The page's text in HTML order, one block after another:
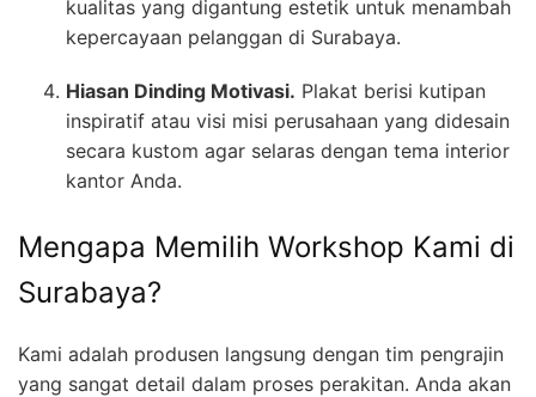
kualitas yang digantung estetik untuk menambah
kepercayaan pelanggan di Surabaya.
Hiasan Dinding Motivasi. Plakat berisi kutipan
inspiratif atau visi misi perusahaan yang didesain
secara kustom agar selaras dengan tema interior
kantor Anda.
Mengapa Memilih Workshop Kami di
Surabaya?
Kami adalah produsen langsung dengan tim pengrajin
yang sangat detail dalam proses perakitan. Anda akan